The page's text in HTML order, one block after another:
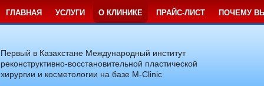
ГЛАВНАЯ УСЛУГИ О КЛИНИКЕ ПРАЙС-ЛИСТ ПОЧЕМУ
Первый в Казахстане Международный институт
реконструктивно-восстановительной пластической
хирургии и косметологии на базе M-Clinic